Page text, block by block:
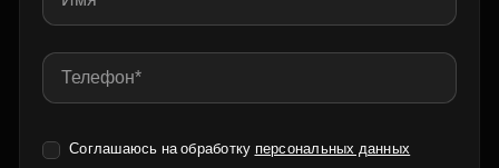
Соглашаюсь на обработку персональных данных